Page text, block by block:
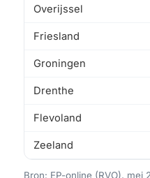
Overijssel
Friesland
Groningen
Drenthe
Flevoland
Zeeland
Bron: EP-online (RVO),